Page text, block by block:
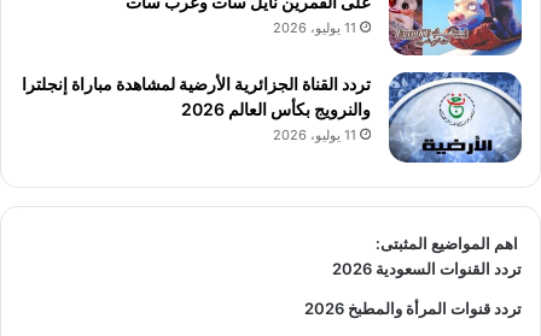
11 يوليو، 2026
تردد القناة الجزائرية الأرضية لمشاهدة مباراة إنجلترا
والنرويج بكأس العالم 2026
11 يوليو، 2026
اهم المواضيع المثبتى:
تردد القنوات السعودية 2026
تردد قنوات المرأة والمطبخ 2026